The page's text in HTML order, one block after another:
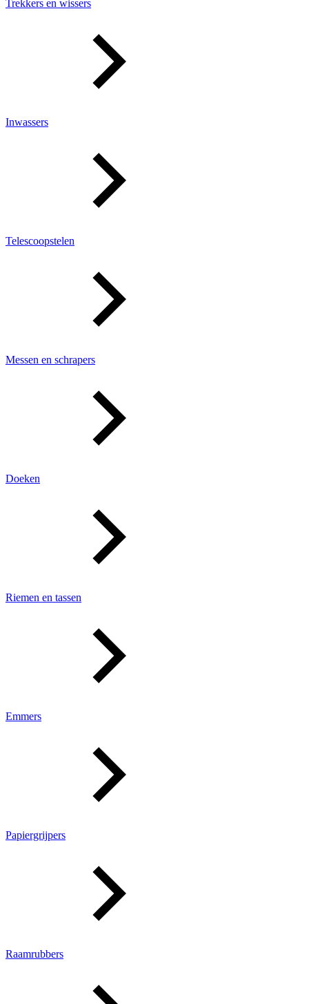
Trekkers en wissers
Inwassers
Telescoopstelen
Messen en schrapers
Doeken
Riemen en tassen
Emmers
Papiergrijpers
Raamrubbers